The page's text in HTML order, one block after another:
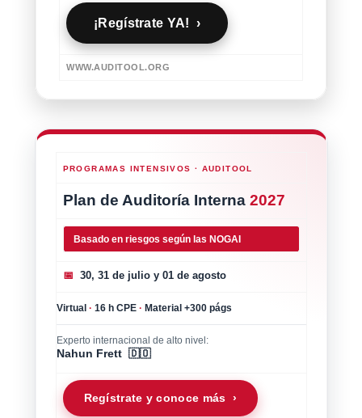
¡Regístrate YA! ›
WWW.AUDITOOL.ORG
PROGRAMAS INTENSIVOS · AUDITOOL
Plan de Auditoría Interna 2027
Basado en riesgos según las NOGAI
📅 30, 31 de julio y 01 de agosto
Virtual · 16 h CPE · Material +300 págs
Experto internacional de alto nivel:
Nahun Frett 🇩🇴
Regístrate y conoce más ›